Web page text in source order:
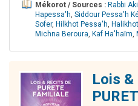
Mékorot / Sources : Rabbi
Hapessa'h, Siddour Pessa'h
Sofer, Hilkhot Pessa'h,
Michna Beroura, Kaf Ha'haïm,
Lois &